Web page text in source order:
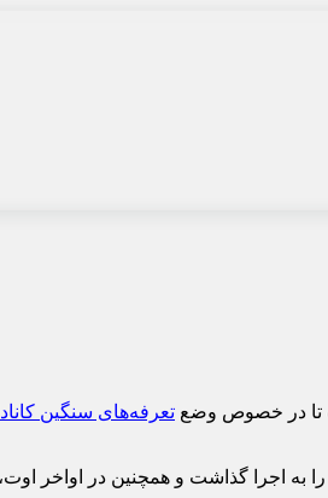
تعرفه‌های سنگین کانادا